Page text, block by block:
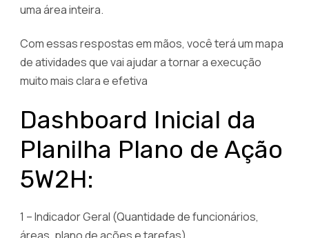
uma área inteira.
Com essas respostas em mãos, você terá um mapa
de atividades que vai ajudar a tornar a execução
muito mais clara e efetiva
Dashboard Inicial da
Planilha Plano de Ação
5W2H:
1 – Indicador Geral (Quantidade de funcionários,